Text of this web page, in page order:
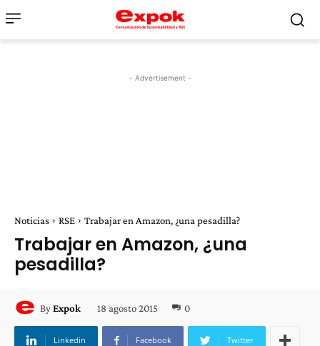
- Advertisement -
Noticias RSE Trabajar en Amazon, ¿una pesadilla?
Trabajar en Amazon, ¿una
pesadilla?
ByExpok 18 agosto 2015 0
Linkedin Facebook Twitter